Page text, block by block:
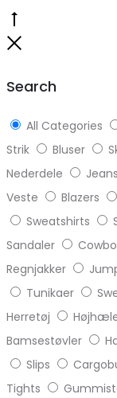
Search
All Categories
Strik
Bluser
Nederdele
Jeans
Veste
Blazers
Sweatshirts
Sandaler
Regnjakker
Tunikaer
Herretøj
Bamsestøvler
Slips
Tights